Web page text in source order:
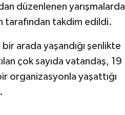
düzenlenen yarışmalarda
tarafından takdim edildi.
arada yaşandığı şenlikte
çok sayıda vatandaş, 19
organizasyonla yaşattığı